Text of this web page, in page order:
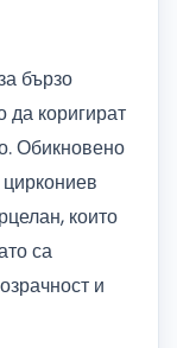
бързо
да коригират
Обикновено
които
са
и